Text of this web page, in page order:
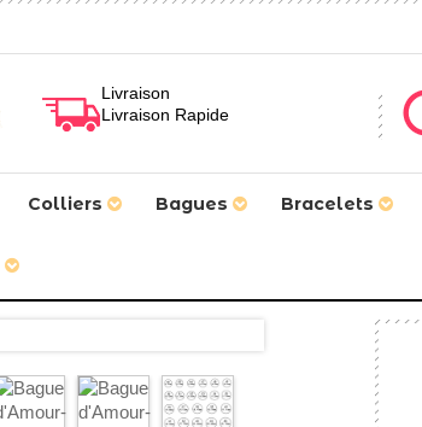
Livraison
Livraison Rapide
Colliers Bagues Bracelets